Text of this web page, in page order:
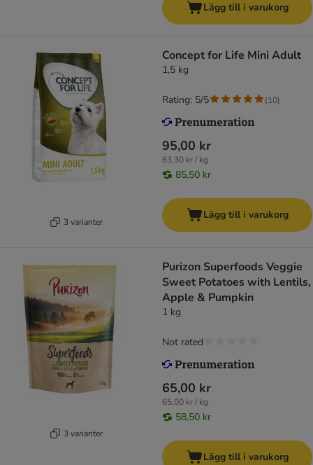
Lägg till i varukorg
3 varianter
Concept for Life Mini Adult
1,5 kg
95,00 kr
63,30 kr / kg
85,50 kr
Rating: 5/5 (10)
Lägg till i varukorg
3 varianter
Purizon Superfoods Veggie
Sweet Potatoes with Lentils,
Apple & Pumpkin
1 kg
65,00 kr
65,00 kr / kg
58,50 kr
Not rated
Lägg till i varukorg